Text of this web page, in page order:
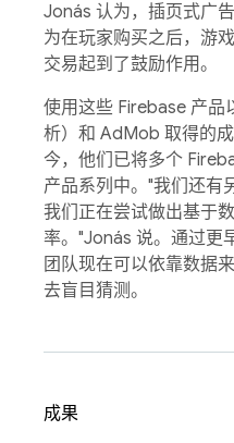
Jonás 认为，插页式广
为在玩家购买之后，游
交易起到了鼓励作用。
使用这些 Firebase 产
析）和 AdMob 取得的
今，他们已将多个
产品系列中。"我们还有
我们正在尝试做出基于
率。"Jonás 说。通过更
团队现在可以依靠数据
去盲目猜测。
成果